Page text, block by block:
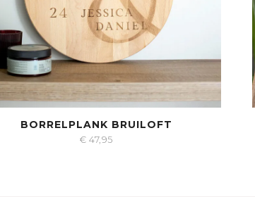
BORRELPLANK BRUILOFT
€ 47,95